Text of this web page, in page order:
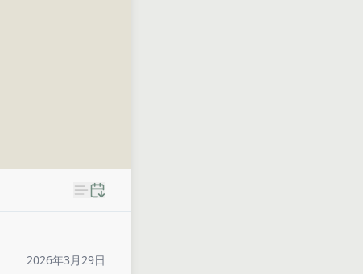
2026年3月29日